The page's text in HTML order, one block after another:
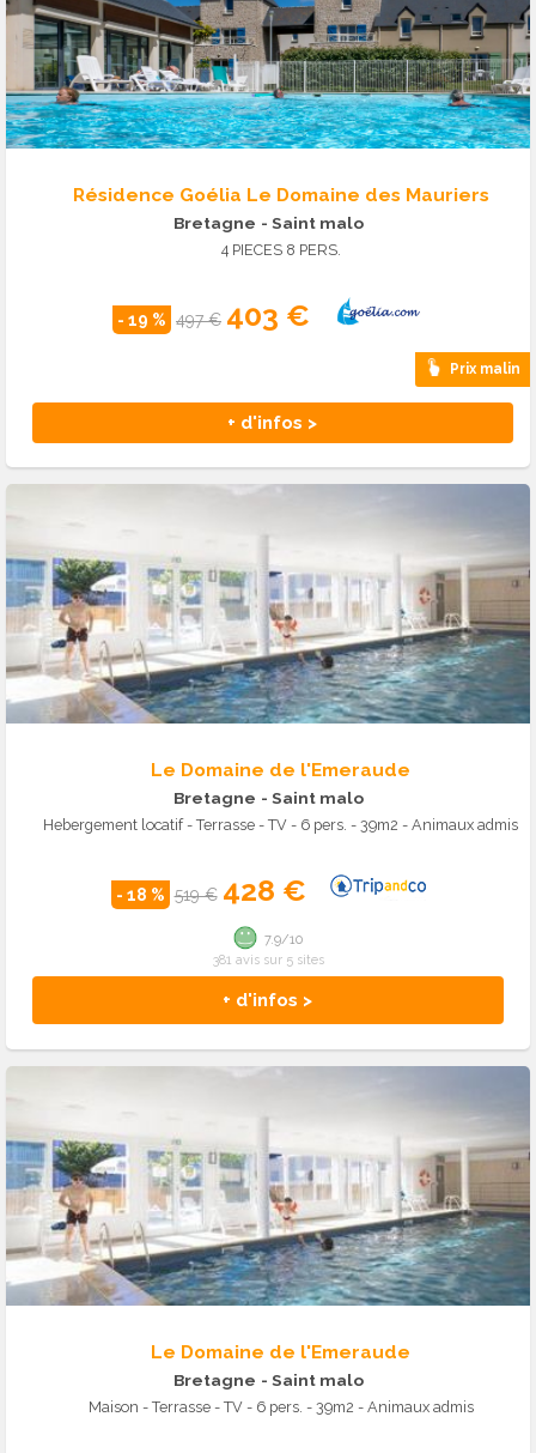
Résidence Goélia Le Domaine des Mauriers
Bretagne - Saint malo
4 PIECES 8 PERS.
- 19 % 497 € 403 €
Prix malin
+ d'infos >
Le Domaine de l'Emeraude
Bretagne - Saint malo
Hebergement locatif - Terrasse - TV - 6 pers. - 39m2 - Animaux admis
- 18 % 519 € 428 €
+ d'infos >
7.9/10
381 avis sur 5 sites
Le Domaine de l'Emeraude
Bretagne - Saint malo
Maison - Terrasse - TV - 6 pers. - 39m2 - Animaux admis